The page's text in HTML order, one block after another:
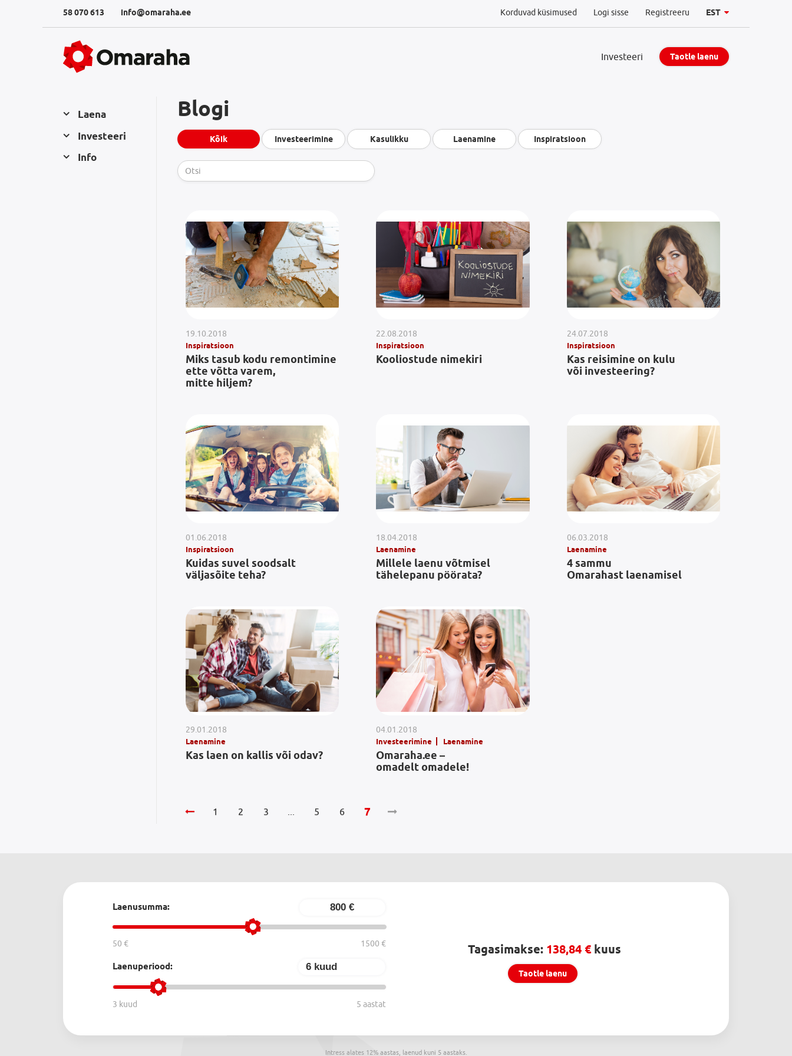
58 070 613 info@omaraha.ee Korduvad küsimused Logi sisse Registreeru EST
Investeeri Taotle laenu
Laena
Investeeri
Info
Blogi
Kõik Investeerimine Kasulikku Laenamine Inspiratsioon
19.10.2018
Inspiratsioon
Miks tasub kodu remontimine
ette võtta varem,
mitte hiljem?
22.08.2018
Inspiratsioon
Kooliostude nimekiri
24.07.2018
Inspiratsioon
Kas reisimine on kulu
või investeering?
01.06.2018
Inspiratsioon
Kuidas suvel soodsalt
väljasõite teha?
18.04.2018
Laenamine
Millele laenu võtmisel
tähelepanu pöörata?
06.03.2018
Laenamine
4 sammu
Omarahast laenamisel
29.01.2018
Laenamine
Kas laen on kallis või odav?
04.01.2018
Investeerimine Laenamine
Omaraha.ee –
omadelt omadele!
1 2 3 5 6 7
Laenusumma:
50 € 1500 €
Laenuperiood:
3 kuud 5 aastat
Tagasimakse: 138,84 kuus
Taotle laenu
Intress alates 12% aastas, laenud kuni 5 aastaks.